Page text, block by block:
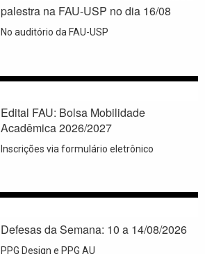
palestra na FAU-USP no dia 16/08
No auditório da FAU-USP
Edital FAU: Bolsa Mobilidade
Acadêmica 2026/2027
Inscrições via formulário eletrônico
Defesas da Semana: 10 a 14/08/2026
PPG Design e PPG AU